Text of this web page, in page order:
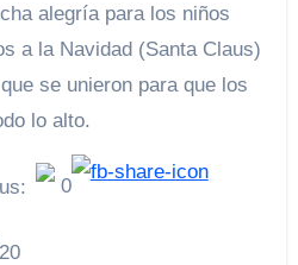
alegría para los niños
a la Navidad (Santa Claus)
se unieron para que los
lo alto.
0